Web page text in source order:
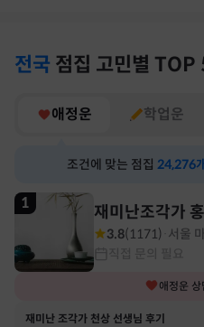
전국 점집 고민별 TOP
애정운 학업운
조건에 맞는 점집 24,276개
1 재미난조각가
3.8(1171) 서울
애정운 상
재미난 조각가 천상 선생님 후기